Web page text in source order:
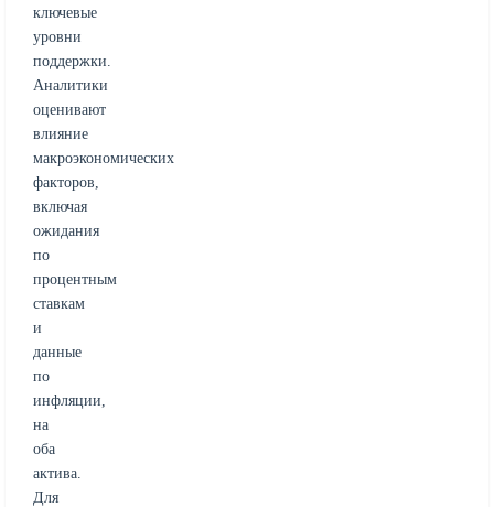
ключевые
уровни
поддержки.
Аналитики
оценивают
влияние
макроэкономических
факторов,
включая
ожидания
по
процентным
ставкам
и
данные
по
инфляции,
на
оба
актива.
Для